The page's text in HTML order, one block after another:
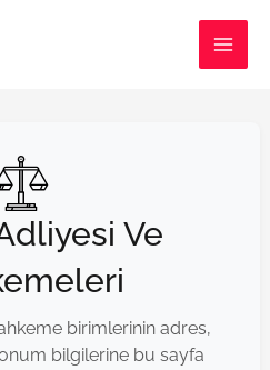
Ve
birimlerinin adres,
bilgilerine bu sayfa